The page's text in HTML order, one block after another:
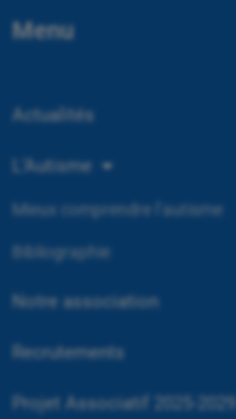
Menu
Actualités
L’Autisme
Mieux comprendre l’autisme
Bibliographie
Notre association
Recrutements
Projet Associatif 2025-2029